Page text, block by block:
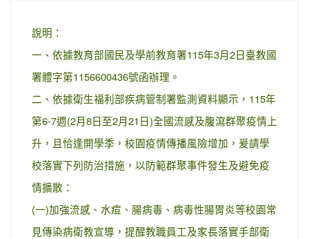
說明：
一、依據教育部國民及學前教育署115年3月2日臺教國
署體字第1156600436號函辦理。
二、依據衛生福利部疾病管制署監測資料顯示，115年
第6-7週(2月8日至2月21日)全國流感及腹瀉群聚疫情上
升，且恰逢開學季，校園疫情傳播風險增加，爰請學
校落實下列防治措施，以防範群聚事件發生及避免疫
情擴散：
(一)加強流感、水痘、腸病毒、病毒性腸胃炎等校園常
見傳染病衛教宣導，提醒教職員工及家長落實手部衛